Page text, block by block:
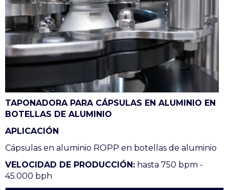
TAPONADORA PARA CÁPSULAS EN ALUMINIO EN
BOTELLAS DE ALUMINIO
APLICACIÓN
Cápsulas en aluminio ROPP en botellas de aluminio
VELOCIDAD DE PRODUCCIÓN: hasta 750 bpm -
45.000 bph